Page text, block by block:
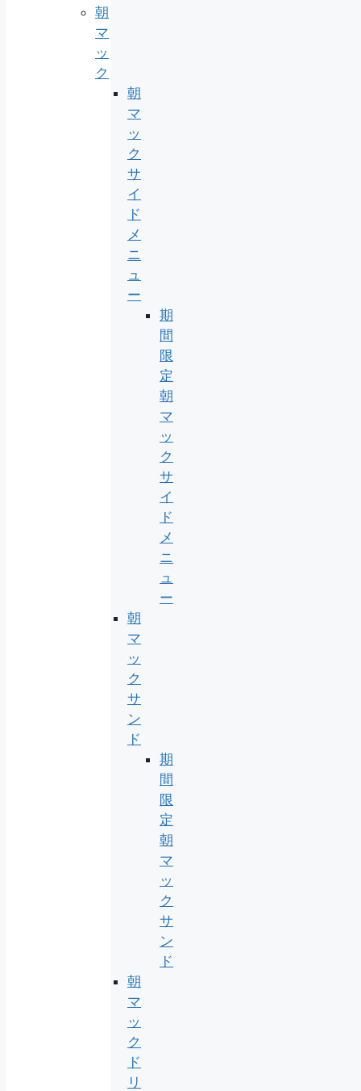
朝
マ
ッ
ク
朝
マ
ッ
ク
サ
イ
ド
メ
ニ
ュ
ー
期
間
限
定
朝
マ
ッ
ク
サ
イ
ド
メ
ニ
ュ
ー
朝
マ
ッ
ク
サ
ン
ド
期
間
限
定
朝
マ
ッ
ク
サ
ン
ド
朝
マ
ッ
ク
ド
リ